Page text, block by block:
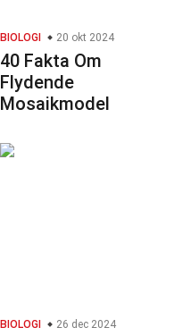
BIOLOGI 20 okt 2024
40 Fakta Om
Flydende
Mosaikmodel
BIOLOGI 26 dec 2024